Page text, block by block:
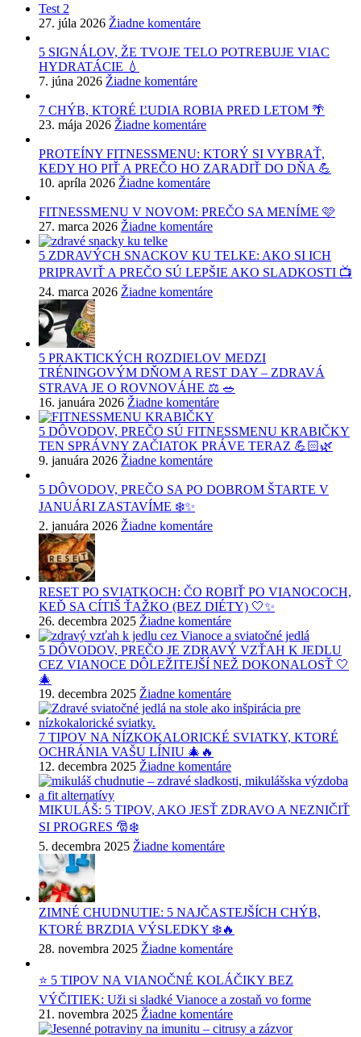
Test 2
27. júla 2026 Žiadne komentáre
5 SIGNÁLOV, ŽE TVOJE TELO POTREBUJE VIAC
HYDRATÁCIE 💧
7. júna 2026 Žiadne komentáre
7 CHÝB, KTORÉ ĽUDIA ROBIA PRED LETOM 🌴
23. mája 2026 Žiadne komentáre
PROTEÍNY FITNESSMENU: KTORÝ SI VYBRAŤ,
KEDY HO PIŤ A PREČO HO ZARADIŤ DO DŇA 💪
10. apríla 2026 Žiadne komentáre
FITNESSMENU V NOVOM: PREČO SA MENÍME 🩷
27. marca 2026 Žiadne komentáre
5 ZDRAVÝCH SNACKOV KU TELKE: AKO SI ICH
PRIPRAVIŤ A PREČO SÚ LEPŠIE AKO SLADKOSTI 📺
24. marca 2026 Žiadne komentáre
5 PRAKTICKÝCH ROZDIELOV MEDZI
TRÉNINGOVÝM DŇOM A REST DAY – ZDRAVÁ
STRAVA JE O ROVNOVÁHE ⚖️ 🥗
16. januára 2026 Žiadne komentáre
5 DÔVODOV, PREČO SÚ FITNESSMENU KRABIČKY
TEN SPRÁVNY ZAČIATOK PRÁVE TERAZ 💪🏻🌿
9. januára 2026 Žiadne komentáre
5 DÔVODOV, PREČO SA PO DOBROM ŠTARTE V
JANUÁRI ZASTAVÍME ❄️✨
2. januára 2026 Žiadne komentáre
RESET PO SVIATKOCH: ČO ROBIŤ PO VIANOCOCH,
KEĎ SA CÍTIŠ ŤAŽKO (BEZ DIÉTY) 🤍✨
26. decembra 2025 Žiadne komentáre
5 DÔVODOV, PREČO JE ZDRAVÝ VZŤAH K JEDLU
CEZ VIANOCE DÔLEŽITEJŠÍ NEŽ DOKONALOSŤ 🤍
🎄
19. decembra 2025 Žiadne komentáre
7 TIPOV NA NÍZKOKALORICKÉ SVIATKY, KTORÉ
OCHRÁNIA VAŠU LÍNIU 🎄🔥
12. decembra 2025 Žiadne komentáre
MIKULÁŠ: 5 TIPOV, AKO JESŤ ZDRAVO A NEZNIČIŤ
SI PROGRES 🎅❄️
5. decembra 2025 Žiadne komentáre
ZIMNÉ CHUDNUTIE: 5 NAJČASTEJŠÍCH CHÝB,
KTORÉ BRZDIA VÝSLEDKY ❄️🔥
28. novembra 2025 Žiadne komentáre
⭐ 5 TIPOV NA VIANOČNÉ KOLÁČIKY BEZ
VÝČITIEK: Uži si sladké Vianoce a zostaň vo forme
21. novembra 2025 Žiadne komentáre